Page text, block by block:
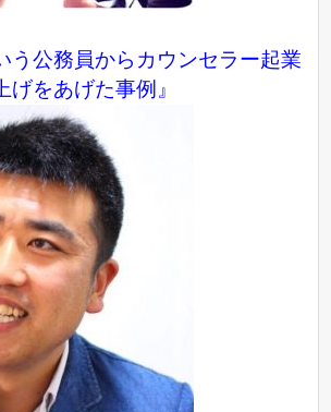
う公務員からカウンセラー起業
げをあげた事例』